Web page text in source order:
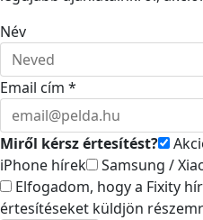
Név
Email cím *
Miről kérsz értesítést?
iPhone hírek
Samsung /
Elfogadom, hogy a Fixity
értesítéseket küldjön